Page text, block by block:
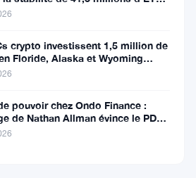
de la DeFi
crypto investissent 1,5 million de
Floride, Alaska et Wyoming
revers au Michigan
pouvoir chez Ondo Finance :
de Nathan Allman évince le PDG
le 24 juillet